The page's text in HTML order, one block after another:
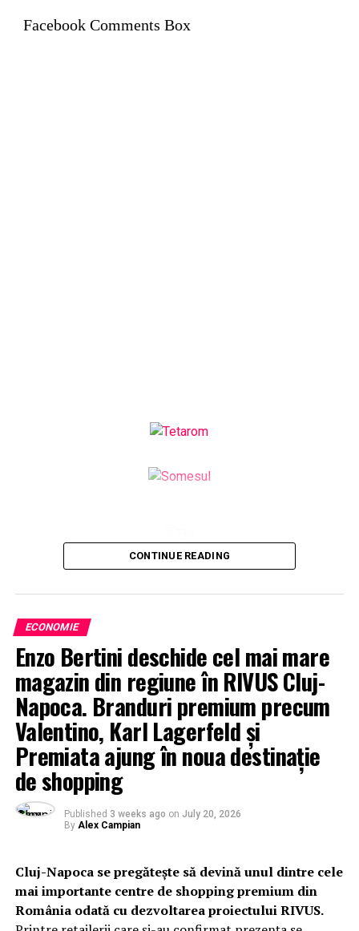
Facebook Comments Box
CONTINUE READING
ECONOMIE
Enzo Bertini deschide cel mai mare
magazin din regiune în RIVUS Cluj-
Napoca. Branduri premium precum
Valentino, Karl Lagerfeld și
Premiata ajung în noua destinație
de shopping
Published 3 weeks ago on July 20, 2026
By Alex Campian
Cluj-Napoca se pregătește să devină unul dintre cele
mai importante centre de shopping premium din
România odată cu dezvoltarea proiectului RIVUS.